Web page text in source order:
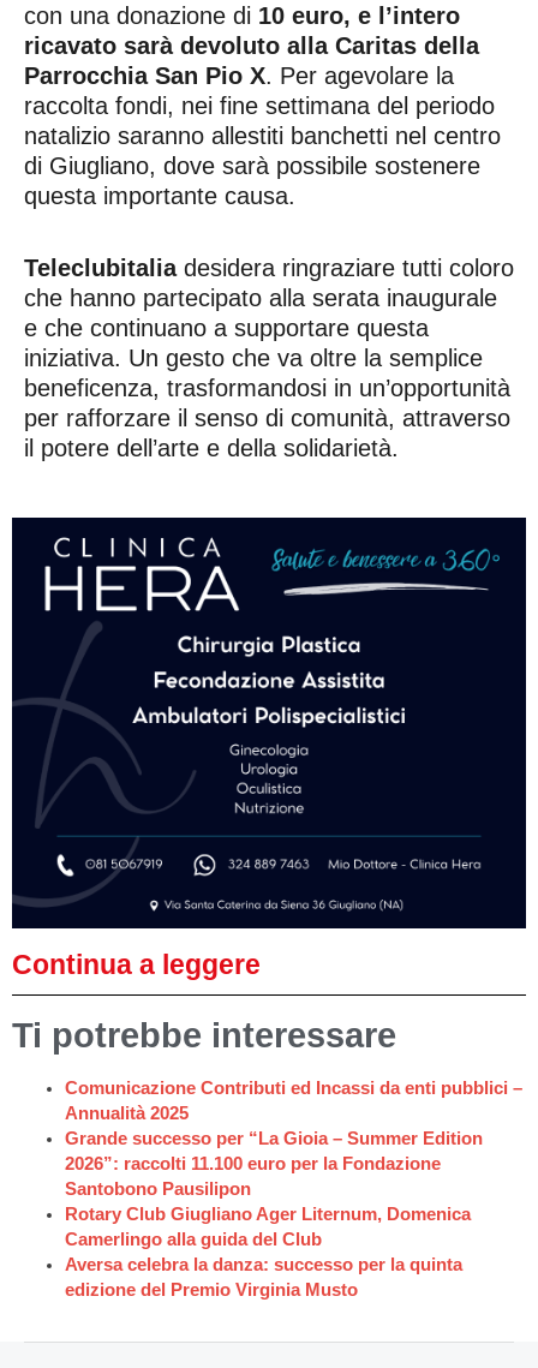
con una donazione di 10 euro, e l’intero
ricavato sarà devoluto alla Caritas della
Parrocchia San Pio X. Per agevolare la
raccolta fondi, nei fine settimana del periodo
natalizio saranno allestiti banchetti nel centro
di Giugliano, dove sarà possibile sostenere
questa importante causa.
Teleclubitaliadesidera ringraziare tutti coloro
che hanno partecipato alla serata inaugurale
e che continuano a supportare questa
iniziativa. Un gesto che va oltre la semplice
beneficenza, trasformandosi in un’opportunità
per rafforzare il senso di comunità, attraverso
il potere dell’arte e della solidarietà.
Continua a leggere
Ti potrebbe interessare
Comunicazione Contributi ed Incassi da enti pubblici –
Annualità 2025
Grande successo per “La Gioia – Summer Edition
2026”: raccolti 11.100 euro per la Fondazione
Santobono Pausilipon
Rotary Club Giugliano Ager Liternum, Domenica
Camerlingo alla guida del Club
Aversa celebra la danza: successo per la quinta
edizione del Premio Virginia Musto